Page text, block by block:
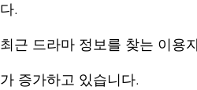
다.
최근 드라마 정보를 찾는 이용
가 증가하고 있습니다.